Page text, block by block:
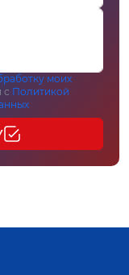
моих
с Политикой